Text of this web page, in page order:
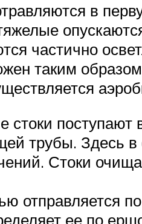
в
частично
таким
поступают
трубы. Здесь
Стоки
отправляется
ее по